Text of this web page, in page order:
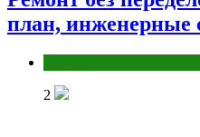
план, инженерные
2